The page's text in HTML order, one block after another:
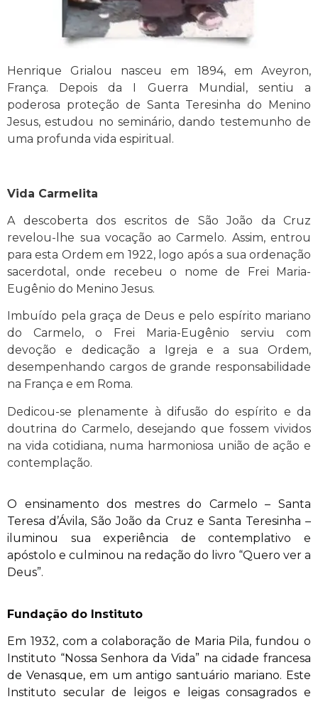
Henrique Grialou nasceu em 1894, em Aveyron,
França. Depois da I Guerra Mundial, sentiu a
poderosa proteção de Santa Teresinha do Menino
Jesus, estudou no seminário, dando testemunho de
uma profunda vida espiritual.
Vida Carmelita
A descoberta dos escritos de São João da Cruz
revelou-lhe sua vocação ao Carmelo. Assim, entrou
para esta Ordem em 1922, logo após a sua ordenação
sacerdotal, onde recebeu o nome de Frei Maria-
Eugênio do Menino Jesus.
Imbuído pela graça de Deus e pelo espírito mariano
do Carmelo, o Frei Maria-Eugênio serviu com
devoção e dedicação a Igreja e a sua Ordem,
desempenhando cargos de grande responsabilidade
na França e em Roma.
Dedicou-se plenamente à difusão do espírito e da
doutrina do Carmelo, desejando que fossem vividos
na vida cotidiana, numa harmoniosa união de ação e
contemplação.
O ensinamento dos mestres do Carmelo – Santa
Teresa d’Ávila, São João da Cruz e Santa Teresinha –
iluminou sua experiência de contemplativo e
apóstolo e culminou na redação do livro “Quero ver a
Deus”.
Fundação do Instituto
Em 1932, com a colaboração de Maria Pila, fundou o
Instituto “Nossa Senhora da Vida” na cidade francesa
de Venasque, em um antigo santuário mariano. Este
Instituto secular de leigos e leigas consagrados e